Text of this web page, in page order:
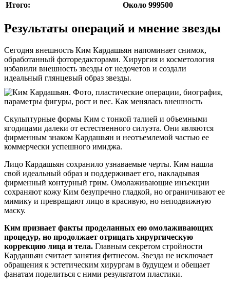
Итого:
Около 999500
Результаты операций и мнение звезды
Сегодня внешность Ким Кардашьян напоминает снимок,
обработанный фоторедакторами. Хирургия и косметология
избавили внешность звезды от недочетов и создали
идеальный глянцевый образ звезды.
Скульптурные формы Ким с тонкой талией и объемными
ягодицами далеки от естественного силуэта. Они являются
фирменным знаком Кардашьян и неотъемлемой частью ее
коммерчески успешного имиджа.
Лицо Кардашьян сохранило узнаваемые черты. Ким нашла
свой идеальный образ и поддерживает его, накладывая
фирменный контурный грим. Омолаживающие инъекции
сохраняют кожу Ким безупречно гладкой, но ограничивают ее
мимику и превращают лицо в красивую, но неподвижную
маску.
Ким признает факты проделанных ею омолаживающих
процедур, но продолжает отрицать хирургическую
коррекцию лица и тела. Главным секретом стройности
Кардашьян считает занятия фитнесом. Звезда не исключает
обращения к эстетическим хирургам в будущем и обещает
фанатам поделиться с ними результатом пластики.